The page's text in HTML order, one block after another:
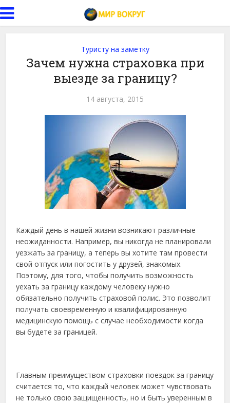
Туристу на заметку
Зачем нужна страховка при
выезде за границу?
14 августа, 2015
Каждый день в нашей жизни возникают различные
неожиданности. Например, вы никогда не планировали
уезжать за границу, а теперь вы хотите там провести
свой отпуск или погостить у друзей, знакомых.
Поэтому, для того, чтобы получить возможность
уехать за границу каждому человеку нужно
обязательно получить страховой полис. Это позволит
получать своевременную и квалифицированную
медицинскую помощь с случае необходимости когда
вы будете за границей.
Главным преимуществом страховки поездок за границу
считается то, что каждый человек может чувствовать
не только свою защищенность, но и быть уверенным в